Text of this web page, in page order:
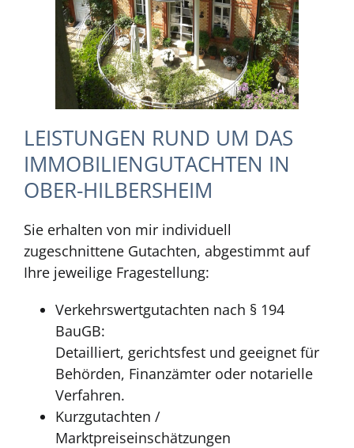
LEISTUNGEN RUND UM DAS
IMMOBILIENGUTACHTEN IN
OBER-HILBERSHEIM
Sie erhalten von mir individuell
zugeschnittene Gutachten, abgestimmt auf
Ihre jeweilige Fragestellung:
Verkehrswertgutachten nach § 194
BauGB:
Detailliert, gerichtsfest und geeignet für
Behörden, Finanzämter oder notarielle
Verfahren.
Kurzgutachten /
Marktpreiseinschätzungen